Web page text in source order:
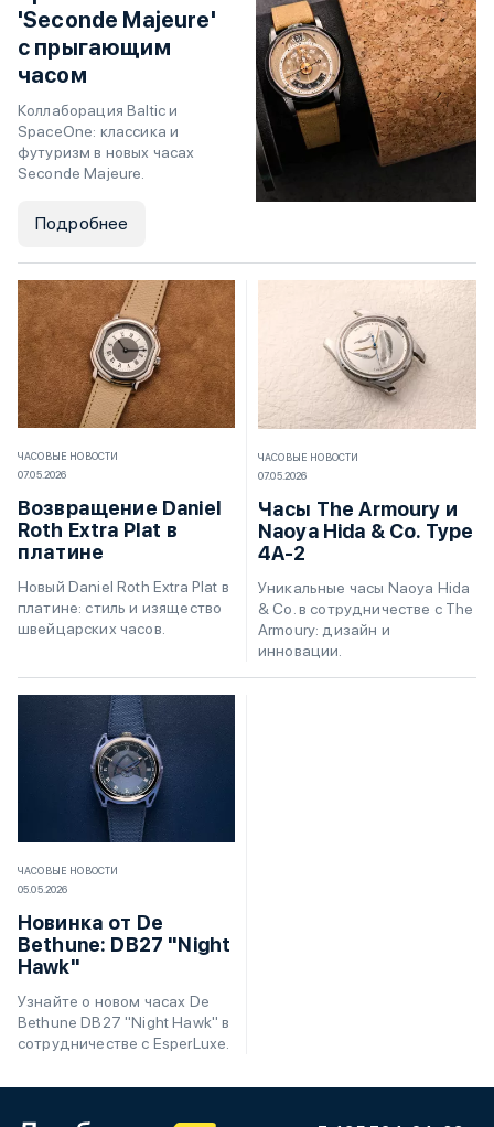
'Seconde Majeure'
с прыгающим
часом
Коллаборация Baltic и
SpaceOne: классика и
футуризм в новых часах
Seconde Majeure.
Подробнее
ЧАСОВЫЕ НОВОСТИ
07.05.2026
Возвращение Daniel
Roth Extra Plat в
платине
Новый Daniel Roth Extra Plat в
платине: стиль и изящество
швейцарских часов.
ЧАСОВЫЕ НОВОСТИ
07.05.2026
Часы The Armoury и
Naoya Hida & Co. Type
4A-2
Уникальные часы Naoya Hida
& Co. в сотрудничестве с The
Armoury: дизайн и
инновации.
ЧАСОВЫЕ НОВОСТИ
05.05.2026
Новинка от De
Bethune: DB27 "Night
Hawk"
Узнайте о новом часах De
Bethune DB27 "Night Hawk" в
сотрудничестве с EsperLuxe.